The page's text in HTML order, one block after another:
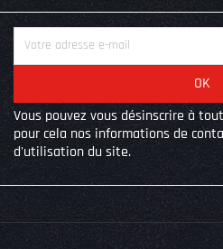
Vous pouvez vous désinscrire à
pour cela nos informations de
d'utilisation du site.